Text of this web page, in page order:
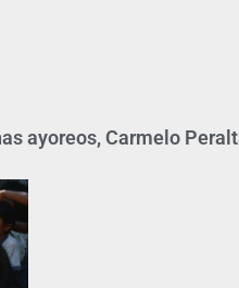
ayoreos, Carmelo